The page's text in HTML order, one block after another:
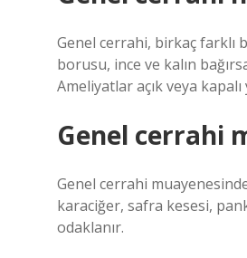
Genel cerrahi, birkaç farklı
borusu, ince ve kalın
Ameliyatlar açık veya
Genel cerrahi
Genel cerrahi
karaciğer, safra kesesi,
odaklanır.